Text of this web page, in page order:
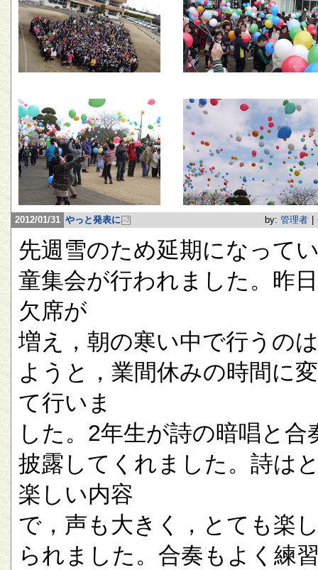
2012/01/31 やっと発表に by: 管理者
先週雪のため延期になって
童集会が行われました。昨
欠席が
増え，朝の寒い中で行うの
ようと，業間休みの時間に
て行いま
した。2年生が詩の暗唱と合
披露してくれました。詩は
楽しい内容
で，声も大きく，とても楽
られました。合奏もよく練